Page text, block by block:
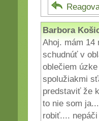
Barbora
Ahoj. mám 14
schudnúť v
oblečiem
spolužiakmi
predstaviť že
to nie som
robiť....